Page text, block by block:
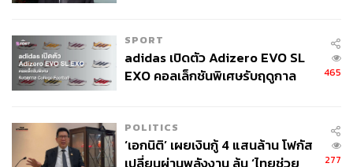
SPORT
adidas เปิดตัว Adizero EVO SL
EXO คอลเล็กชันพิเศษรับฤดูกาล
465
POLITICS
‘เอกนิติ’ เผยเงินกู้ 4 แสนล้าน โฟกัส
277